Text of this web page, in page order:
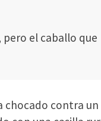
el caballo que
chocado contra